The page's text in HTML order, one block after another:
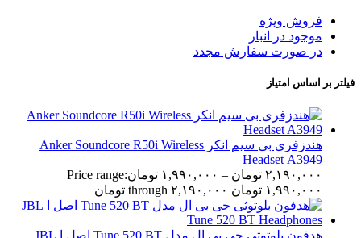
فروش ویژه
موجود در انبار
در صورت سفارش مجدد
فیلتر بر اساس امتیاز
هندزفری بی سیم انکر Anker Soundcore R50i Wireless
Headset A3949
۲,۱۹۰,۰۰۰ تومان – ۱,۹۹۰,۰۰۰ تومانPrice range:
۱,۹۹۰,۰۰۰ تومان through ۲,۱۹۰,۰۰۰ تومان
هدفون بلوتوثی جی بی ال مدل Tune 520 BT اصل ا JBL